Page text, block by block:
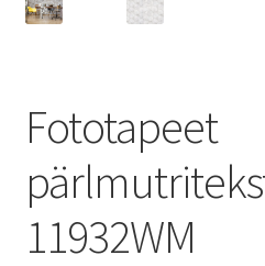
Fototapeet
11932WM